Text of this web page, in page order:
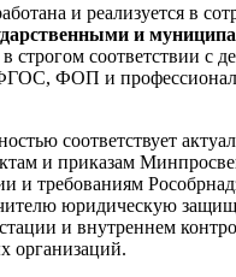
и реализуется в
и
в строгом соответствии с
ФОП и
соответствует
и приказам
и требованиям
юридическую
и внутреннем
организаций.